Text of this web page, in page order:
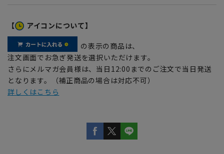
【 アイコンについて】
の表示の商品は、
注文画面でお急ぎ発送を選択いただけます。
さらにメルマガ会員様は、当日12:00までのご注文で当日発送
となります。（補正商品の場合は対応不可）
詳しくはこちら